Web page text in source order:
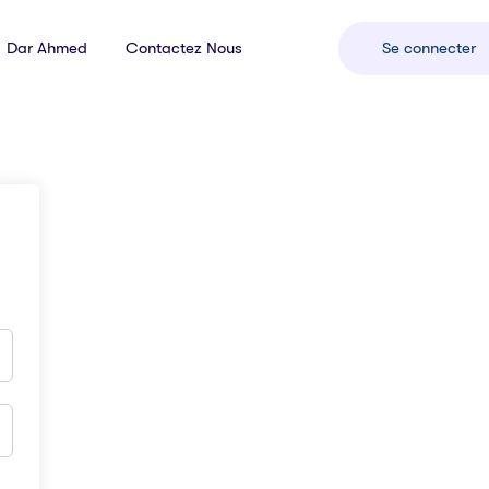
Dar Ahmed Contactez Nous Se connecter